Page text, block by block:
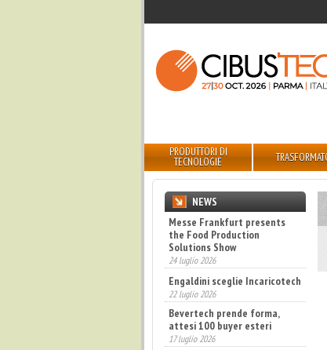
PRODUTTORI DI
TECNOLOGIE
NEWS
Messe Frankfurt presents
the Food Production
Solutions Show
24 luglio 2026
Engaldini sceglie Incaricotech
22 luglio 2026
Bevertech prende forma,
attesi 100 buyer esteri
17 luglio 2026